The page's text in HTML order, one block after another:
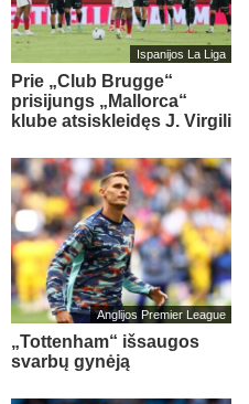
Ispanijos La Liga
Prie „Club Brugge“
prisijungs „Mallorca“
klube atsiskleidęs J. Virgili
Anglijos Premier League
„Tottenham“ išsaugos
svarbų gynėją